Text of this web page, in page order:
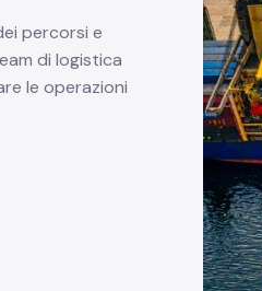
percorsi e
di logistica
le operazioni